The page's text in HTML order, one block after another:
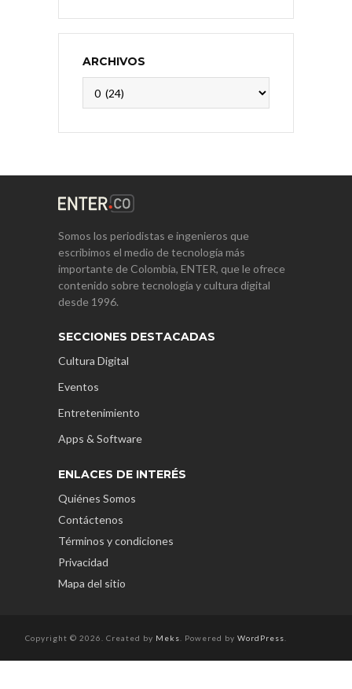
ARCHIVOS
Somos los periodistas e ingenieros que
escribimos el medio de tecnología más
importante de Colombia, ENTER, que le ofrece
contenido sobre tecnología y cultura digital
desde 1996.
SECCIONES DESTACADAS
Cultura Digital
Eventos
Entretenimiento
Apps & Software
ENLACES DE INTERÉS
Quiénes Somos
Contáctenos
Términos y condiciones
Privacidad
Mapa del sitio
Copyright © 2026. Created by Meks . Powered by WordPress